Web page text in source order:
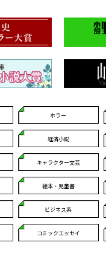
ホラー
経済小説
キャラクター文芸
絵本・児童書
ビジネス系
コミックエッセイ